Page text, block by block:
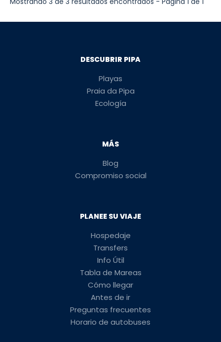
DESCUBRIR PIPA
Playas
Praia da Pipa
Ecología
MÁS
Blog
Compromiso social
PLANEE SU VIAJE
Hospedaje
Transfers
Info Útil
Tabla de Mareas
Cómo llegar
Antes de ir
Preguntas frecuentes
Horario de autobuses